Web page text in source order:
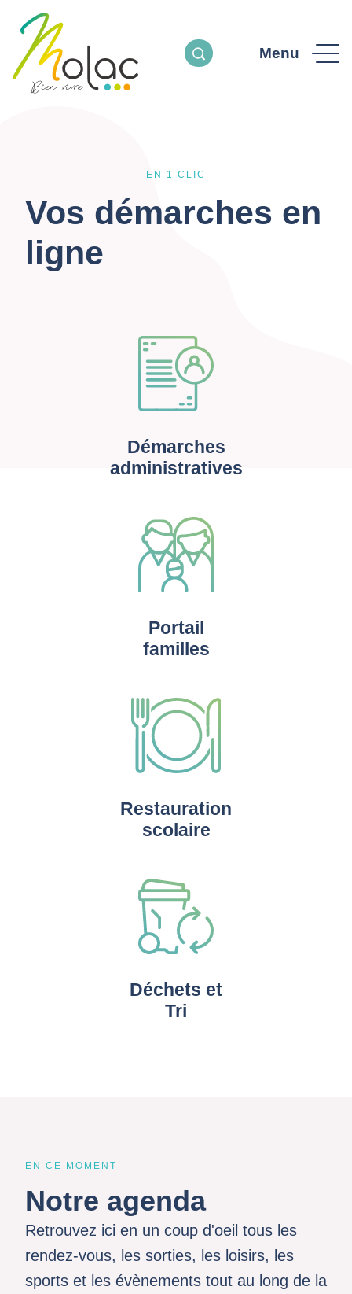
Menu
EN 1 CLIC
Vos démarches en
ligne
Démarches
administratives
Portail
familles
Restauration
scolaire
Déchets et
Tri
EN CE MOMENT
Notre agenda
Retrouvez ici en un coup d'oeil tous les
rendez-vous, les sorties, les loisirs, les
sports et les évènements tout au long de la